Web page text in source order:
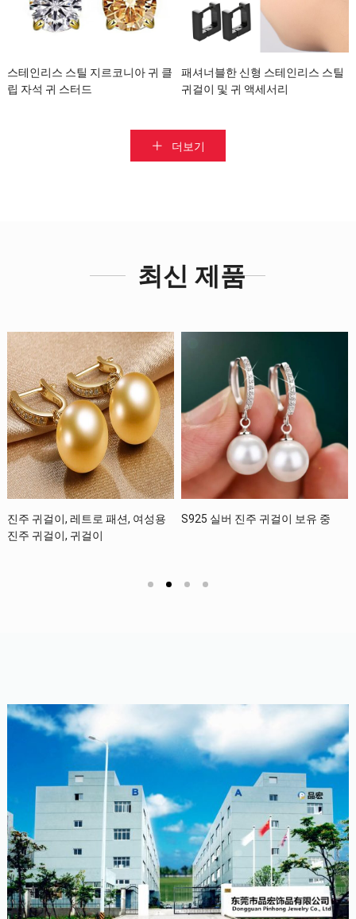
스테인리스 스틸 지르코니아 귀 클
립 자석 귀 스터드
패셔너블한 신형 스테인리스 스틸
귀걸이 및 귀 액세서리
더보기
최신 제품
진주 귀걸이 보유 중 S925 실버 진주 반지 보유 중 S925 실